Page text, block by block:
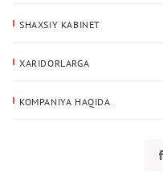
SHAXSIY KABINET
Yetkazib berish manzili
XARIDORLARGA
KOMPANIYA HAQIDA